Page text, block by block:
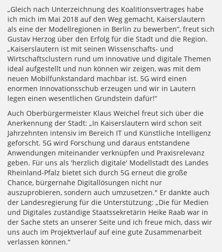
„Gleich nach Unterzeichnung des Koalitionsvertrages habe
ich mich im Mai 2018 auf den Weg gemacht, Kaiserslautern
als eine der Modellregionen in Berlin zu bewerben“, freut sich
Gustav Herzog über den Erfolg für die Stadt und die Region.
„Kaiserslautern ist mit seinen Wissenschafts- und
Wirtschaftsclustern rund um innovative und digitale Themen
ideal aufgestellt und nun können wir zeigen, was mit dem
neuen Mobilfunkstandard machbar ist. 5G wird einen
enormen Innovationsschub erzeugen und wir in Lautern
legen einen wesentlichen Grundstein dafür!“
Auch Oberbürgermeister Klaus Weichel freut sich über die
Anerkennung der Stadt: „In Kaiserslautern wird schon seit
Jahrzehnten intensiv im Bereich IT und Künstliche Intelligenz
geforscht. 5G wird Forschung und daraus entstandene
Anwendungen miteinander verknüpfen und Praxisrelevanz
geben. Für uns als 'herzlich digitale' Modellstadt des Landes
Rheinland-Pfalz bietet sich durch 5G erneut die große
Chance, bürgernahe Digitallösungen nicht nur
auszuprobieren, sondern auch umzusetzen." Er dankte auch
der Landesregierung für die Unterstützung: „Die für Medien
und Digitales zuständige Staatssekretärin Heike Raab war in
der Sache stets an unserer Seite und ich freue mich, dass wir
uns auch im Projektverlauf auf eine gute Zusammenarbeit
verlassen können.“